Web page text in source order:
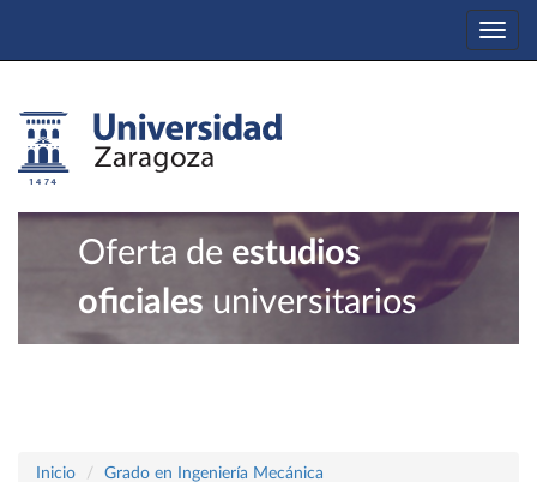
Oferta de estudios
oficiales universitarios
Inicio
Grado en Ingeniería Mecánica